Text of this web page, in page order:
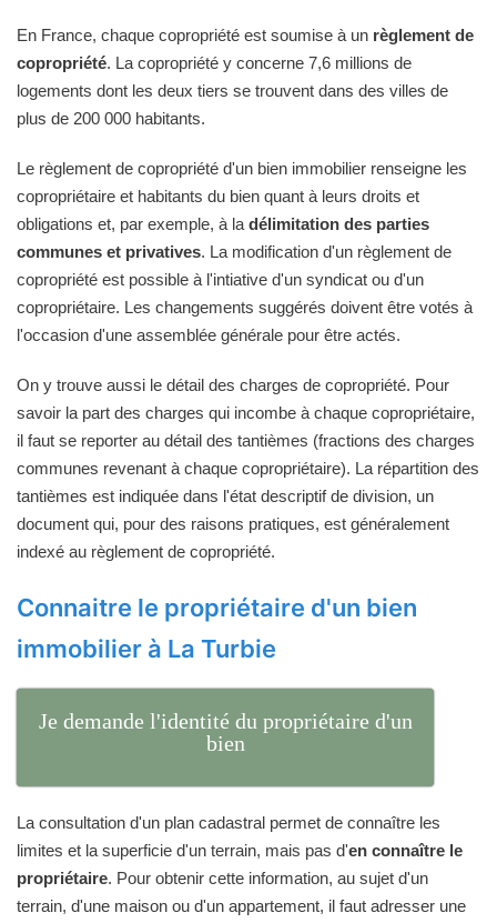
En France, chaque copropriété est soumise à un règlement de
copropriété. La copropriété y concerne 7,6 millions de
logements dont les deux tiers se trouvent dans des villes de
plus de 200 000 habitants.
Le règlement de copropriété d'un bien immobilier renseigne les
copropriétaire et habitants du bien quant à leurs droits et
obligations et, par exemple, à la délimitation des parties
communes et privatives. La modification d'un règlement de
copropriété est possible à l'intiative d'un syndicat ou d'un
copropriétaire. Les changements suggérés doivent être votés à
l'occasion d'une assemblée générale pour être actés.
On y trouve aussi le détail des charges de copropriété. Pour
savoir la part des charges qui incombe à chaque copropriétaire,
il faut se reporter au détail des tantièmes (fractions des charges
communes revenant à chaque copropriétaire). La répartition des
tantièmes est indiquée dans l'état descriptif de division, un
document qui, pour des raisons pratiques, est généralement
indexé au règlement de copropriété.
Connaitre le propriétaire d'un bien
immobilier à La Turbie
Je demande l'identité du propriétaire d'un
bien
La consultation d'un plan cadastral permet de connaître les
limites et la superficie d'un terrain, mais pas d'en connaître le
propriétaire. Pour obtenir cette information, au sujet d'un
terrain, d'une maison ou d'un appartement, il faut adresser une